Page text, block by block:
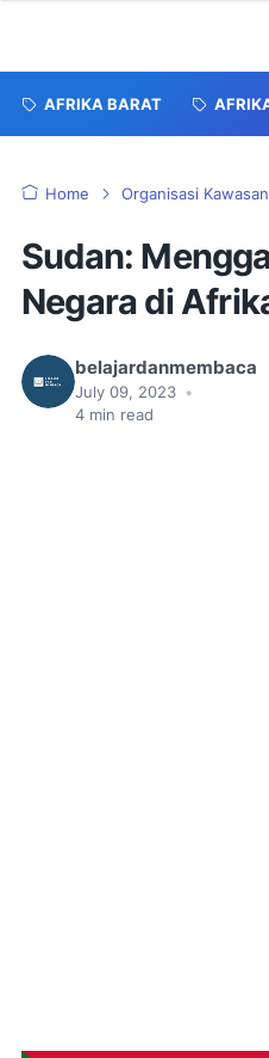
AFRIKA BARAT
Home Organisasi
Sudan:
Negara di
belajardanmembaca
July 09, 2023 •
4 min read